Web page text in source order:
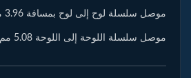
موصل سلسلة لوح إلى لوح بمسافة 3.96 مم
موصل سلسلة اللوحة إلى اللوحة 5.08 مم